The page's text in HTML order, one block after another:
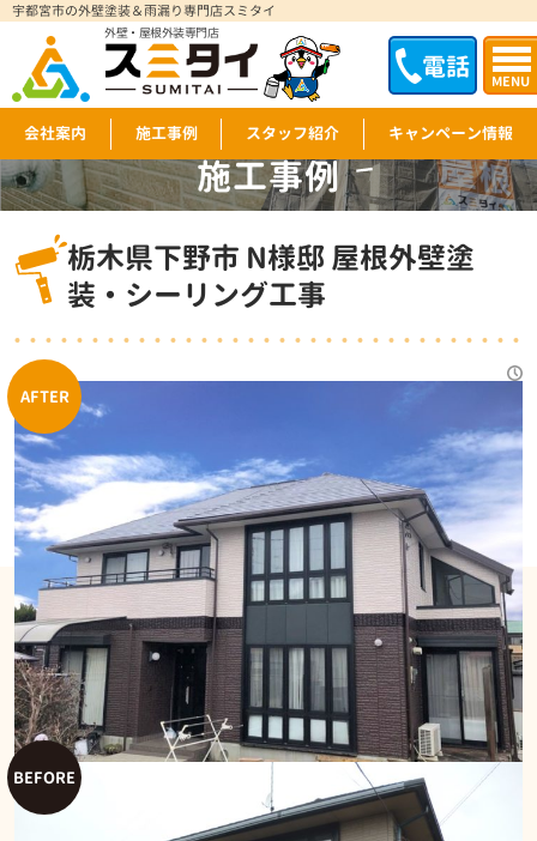
電話 MENU
宇都宮市の外壁塗装＆雨漏り専門店スミタイ
外壁・屋根外装専門店
会社案内 施工事例 スタッフ紹介 キャンペーン情報
施工事例
WORKS
栃木県下野市 N様邸 屋根外壁塗
装・シーリング工事